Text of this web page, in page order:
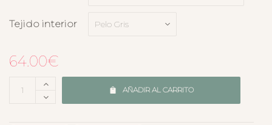
Tejido interior
64.00€
AÑADIR AL CARRITO